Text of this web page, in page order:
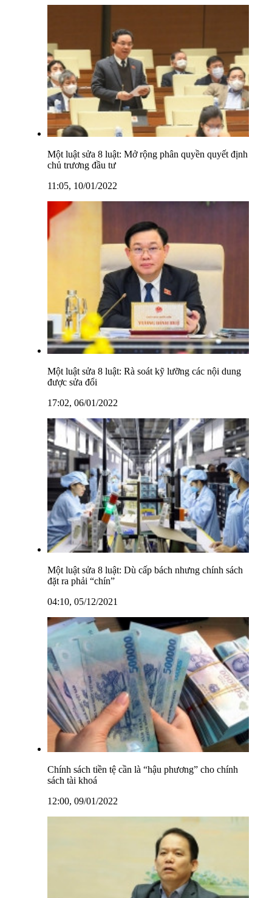
Một luật sửa 8 luật: Mở rộng phân quyền quyết định
chủ trương đầu tư
11:05, 10/01/2022
Một luật sửa 8 luật: Rà soát kỹ lưỡng các nội dung
được sửa đổi
17:02, 06/01/2022
Một luật sửa 8 luật: Dù cấp bách nhưng chính sách
đặt ra phải “chín”
04:10, 05/12/2021
Chính sách tiền tệ cần là “hậu phương” cho chính
sách tài khoá
12:00, 09/01/2022